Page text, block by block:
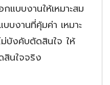
แบบงานให้เหมาะสม
บงานที่คุ้มค่า เหมาะ
บังคับตัดสินใจ ให้
สินใจจริง